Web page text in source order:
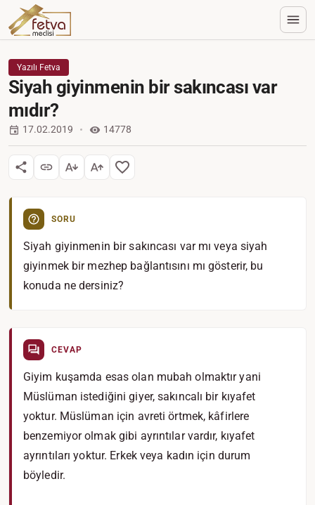
Yazılı Fetva
Siyah giyinmenin bir sakıncası var
mıdır?
17.02.2019 14778
SORU
Siyah giyinmenin bir sakıncası var mı veya siyah
giyinmek bir mezhep bağlantısını mı gösterir, bu
konuda ne dersiniz?
CEVAP
Giyim kuşamda esas olan mubah olmaktır yani
Müslüman istediğini giyer, sakıncalı bir kıyafet
yoktur. Müslüman için avreti örtmek, kâfirlere
benzemiyor olmak gibi ayrıntılar vardır, kıyafet
ayrıntıları yoktur. Erkek veya kadın için durum
böyledir.